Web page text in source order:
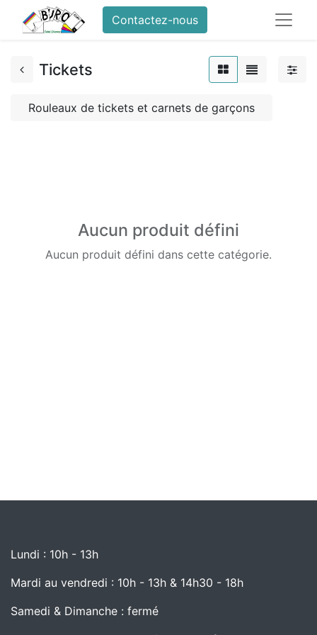
Contactez-nous
Tickets
Rouleaux de tickets et carnets de garçons
Aucun produit défini
Aucun produit défini dans cette catégorie.
Lundi : 10h - 13h
Mardi au vendredi : 10h - 13h & 14h30 - 18h
Samedi & Dimanche : fermé